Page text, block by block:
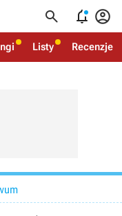
  
Listy Recenzje